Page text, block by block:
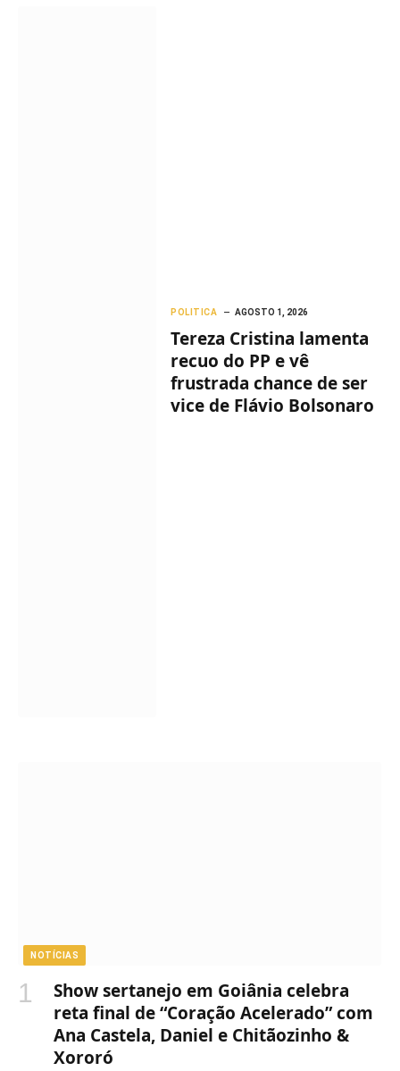
POLITICA AGOSTO 1, 2026
Tereza Cristina lamenta
recuo do PP e vê
frustrada chance de ser
vice de Flávio Bolsonaro
NOTÍCIAS
Show sertanejo em Goiânia celebra
reta final de “Coração Acelerado” com
Ana Castela, Daniel e Chitãozinho &
Xororó